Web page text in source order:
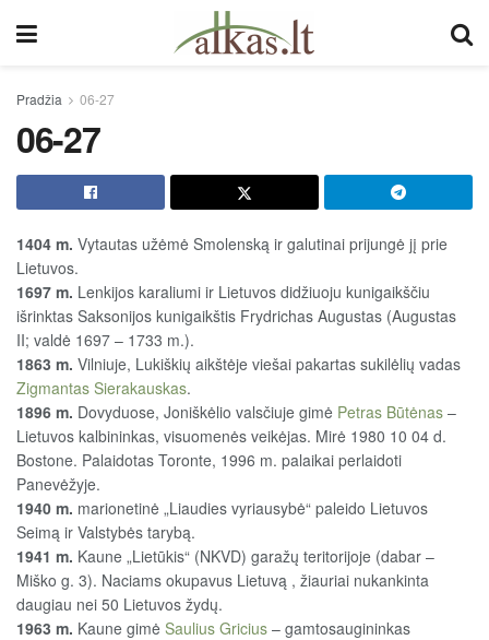
Pradžia 06-27
06-27
1404 m. Vytautas užėmė Smolenską ir galutinai prijungė jį prie
Lietuvos.
1697 m. Lenkijos karaliumi ir Lietuvos didžiuoju kunigaikščiu
išrinktas Saksonijos kunigaikštis Frydrichas Augustas (Augustas
II; valdė 1697 – 1733 m.).
1863 m. Vilniuje, Lukiškių aikštėje viešai pakartas sukilėlių vadas
Zigmantas Sierakauskas.
1896 m. Dovyduose, Joniškėlio valsčiuje gimė Petras Būtėnas –
Lietuvos kalbininkas, visuomenės veikėjas. Mirė 1980 10 04 d.
Bostone. Palaidotas Toronte, 1996 m. palaikai perlaidoti
Panevėžyje.
1940 m. marionetinė „Liaudies vyriausybė“ paleido Lietuvos
Seimą ir Valstybės tarybą.
1941 m. Kaune „Lietūkis“ (NKVD) garažų teritorijoje (dabar –
Miško g. 3). Naciams okupavus Lietuvą , žiauriai nukankinta
daugiau nei 50 Lietuvos žydų.
1963 m. Kaune gimė Saulius Gricius – gamtosaugininkas